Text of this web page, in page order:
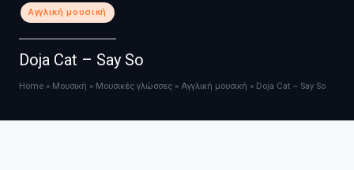
Αναρτήθηκε
σε
Αγγλική μουσική
Doja Cat – Say So
Home » Μουσική » Μουσικές γλώσσες » Αγγλική μουσική » Doja Cat – Say So